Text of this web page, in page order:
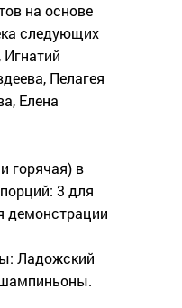
на основе
следующих
Пелагея
Елена
горячая) в
3 для
демонстрации
Ладожский